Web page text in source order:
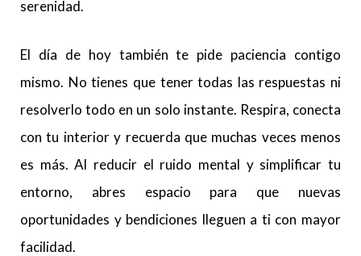
serenidad.
El día de hoy también te pide paciencia contigo
mismo. No tienes que tener todas las respuestas ni
resolverlo todo en un solo instante. Respira, conecta
con tu interior y recuerda que muchas veces menos
es más. Al reducir el ruido mental y simplificar tu
entorno, abres espacio para que nuevas
oportunidades y bendiciones lleguen a ti con mayor
facilidad.